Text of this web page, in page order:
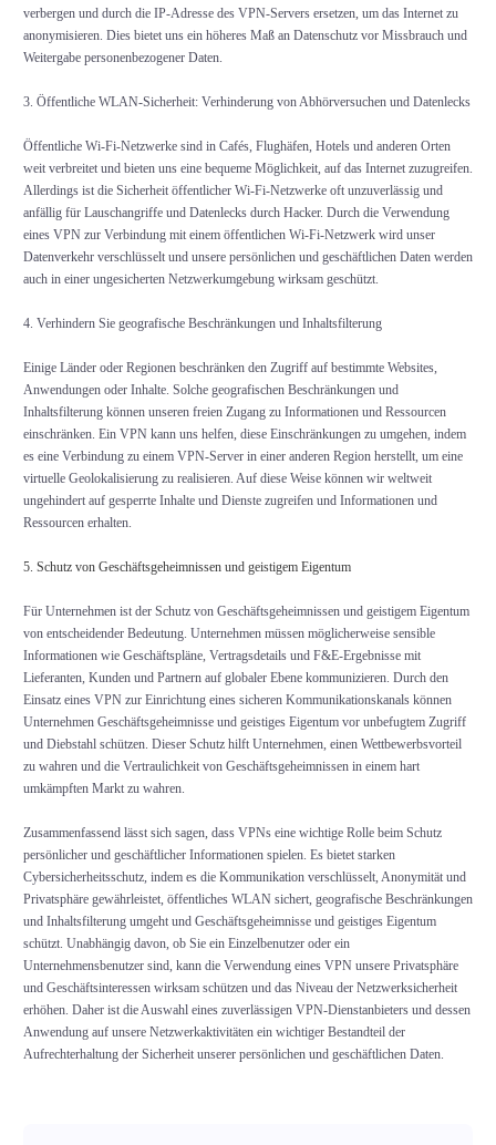
verbergen und durch die IP-Adresse des VPN-Servers ersetzen, um das Internet zu
anonymisieren. Dies bietet uns ein höheres Maß an Datenschutz vor Missbrauch und
Weitergabe personenbezogener Daten.
3. Öffentliche WLAN-Sicherheit: Verhinderung von Abhörversuchen und Datenlecks
Öffentliche Wi-Fi-Netzwerke sind in Cafés, Flughäfen, Hotels und anderen Orten
weit verbreitet und bieten uns eine bequeme Möglichkeit, auf das Internet zuzugreifen.
Allerdings ist die Sicherheit öffentlicher Wi-Fi-Netzwerke oft unzuverlässig und
anfällig für Lauschangriffe und Datenlecks durch Hacker. Durch die Verwendung
eines VPN zur Verbindung mit einem öffentlichen Wi-Fi-Netzwerk wird unser
Datenverkehr verschlüsselt und unsere persönlichen und geschäftlichen Daten werden
auch in einer ungesicherten Netzwerkumgebung wirksam geschützt.
4. Verhindern Sie geografische Beschränkungen und Inhaltsfilterung
Einige Länder oder Regionen beschränken den Zugriff auf bestimmte Websites,
Anwendungen oder Inhalte. Solche geografischen Beschränkungen und
Inhaltsfilterung können unseren freien Zugang zu Informationen und Ressourcen
einschränken. Ein VPN kann uns helfen, diese Einschränkungen zu umgehen, indem
es eine Verbindung zu einem VPN-Server in einer anderen Region herstellt, um eine
virtuelle Geolokalisierung zu realisieren. Auf diese Weise können wir weltweit
ungehindert auf gesperrte Inhalte und Dienste zugreifen und Informationen und
Ressourcen erhalten.
5. Schutz von Geschäftsgeheimnissen und geistigem Eigentum
Für Unternehmen ist der Schutz von Geschäftsgeheimnissen und geistigem Eigentum
von entscheidender Bedeutung. Unternehmen müssen möglicherweise sensible
Informationen wie Geschäftspläne, Vertragsdetails und F&E-Ergebnisse mit
Lieferanten, Kunden und Partnern auf globaler Ebene kommunizieren. Durch den
Einsatz eines VPN zur Einrichtung eines sicheren Kommunikationskanals können
Unternehmen Geschäftsgeheimnisse und geistiges Eigentum vor unbefugtem Zugriff
und Diebstahl schützen. Dieser Schutz hilft Unternehmen, einen Wettbewerbsvorteil
zu wahren und die Vertraulichkeit von Geschäftsgeheimnissen in einem hart
umkämpften Markt zu wahren.
Zusammenfassend lässt sich sagen, dass VPNs eine wichtige Rolle beim Schutz
persönlicher und geschäftlicher Informationen spielen. Es bietet starken
Cybersicherheitsschutz, indem es die Kommunikation verschlüsselt, Anonymität und
Privatsphäre gewährleistet, öffentliches WLAN sichert, geografische Beschränkungen
und Inhaltsfilterung umgeht und Geschäftsgeheimnisse und geistiges Eigentum
schützt. Unabhängig davon, ob Sie ein Einzelbenutzer oder ein
Unternehmensbenutzer sind, kann die Verwendung eines VPN unsere Privatsphäre
und Geschäftsinteressen wirksam schützen und das Niveau der Netzwerksicherheit
erhöhen. Daher ist die Auswahl eines zuverlässigen VPN-Dienstanbieters und dessen
Anwendung auf unsere Netzwerkaktivitäten ein wichtiger Bestandteil der
Aufrechterhaltung der Sicherheit unserer persönlichen und geschäftlichen Daten.